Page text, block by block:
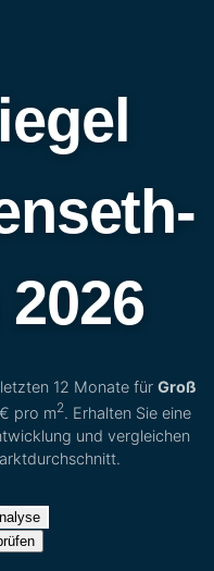
12 Monate für Groß
pro m2. Erhalten Sie eine
und vergleichen